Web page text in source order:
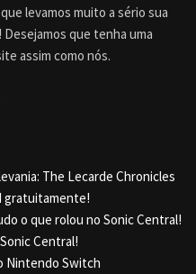
levamos muito a sério sua
que tenha uma
assim como nós.
The Lecarde Chronicles
gratuitamente!
o que rolou no Sonic Central!
Central!
Nintendo Switch